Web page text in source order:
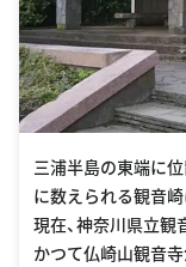
三浦半島の東端に位
に数えられる観音崎
現在、神奈川県立観
かつて仏崎山観音寺